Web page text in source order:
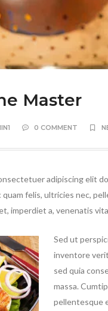
Master
0 COMMENT
adipiscing elit
quam felis, ultricies nec,
imperdiet a, venenatis
Sed ut
inventore
sed quia
massa.
pellentesque